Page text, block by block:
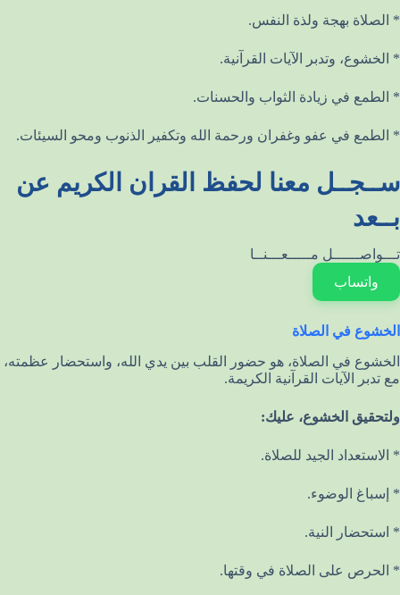
* الصلاة بهجة ولذة النفس.
* الخشوع، وتدبر الآيات القرآنية.
* الطمع في زيادة الثواب والحسنات.
* الطمع في عفو وغفران ورحمة الله وتكفير الذنوب ومحو السيئات.
ســجــل معنا لحفظ القران الكريم عن
بــعد
تـــواصــــــل مـــــعـــنــا
واتساب
الخشوع في الصلاة
الخشوع في الصلاة، هو حضور القلب بين يدي الله، واستحضار عظمته،
مع تدبر الآيات القرآنية الكريمة.
ولتحقيق الخشوع، عليك:
* الاستعداد الجيد للصلاة.
* إسباغ الوضوء.
* استحضار النية.
* الحرص على الصلاة في وقتها.